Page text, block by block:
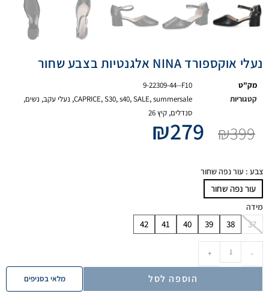
נעלי אוקספורד NINA אלגנטיות בצבע שחור
מק"ט
9-22309-44--F10
קטגוריות
CAPRICE,S30,s40,SALE,summersale
, נעלי עקב, נשים,
סנדלים, קיץ 26
₪399
₪279
צבע : עור נפה שחור
עור נפה שחור
מידה
37
38
39
40
41
42
-
+
הוספה לסל מלאי בסניפים